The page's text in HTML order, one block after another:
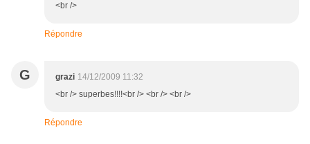
<br />
Répondre
G grazi 14/12/2009 11:32
<br /> superbes!!!!<br /> <br /> <br />
Répondre